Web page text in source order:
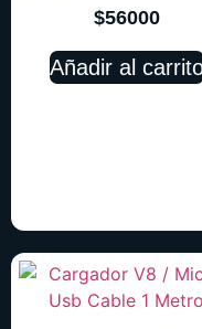
$56000
Añadir al